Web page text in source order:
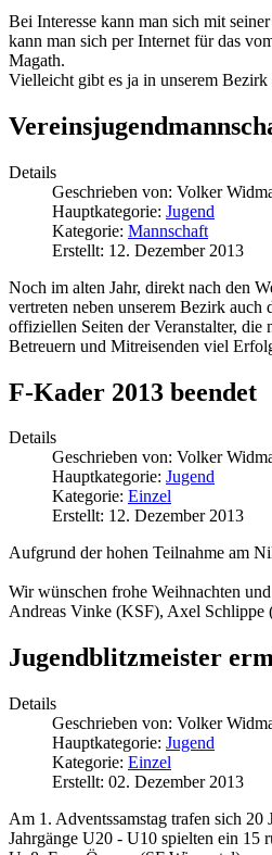
Bei Interesse kann man sich mit
kann man sich per Internet für das
Magath.
Vielleicht gibt es ja in unserem Bezirk
Details
Geschrieben von: Volker
Hauptkategorie: Jugend
Kategorie: Mannschaft
Erstellt: 12. Dezember 2013
Noch im alten Jahr, direkt nach den
vertreten neben unserem Bezirk
offiziellen Seiten der Veranstalter, die
Betreuern und Mitreisenden viel
F-Kader 2013 beendet
Details
Geschrieben von: Volker
Hauptkategorie: Jugend
Kategorie: Einzel
Erstellt: 12. Dezember 2013
Aufgrund der hohen Teilnahme am
Wir wünschen frohe Weihnachten
Andreas Vinke (KSF), Axel Schlippe
Jugendblitzmeister
Details
Geschrieben von: Volker
Hauptkategorie: Jugend
Kategorie: Einzel
Erstellt: 02. Dezember 2013
Am 1. Adventssamstag trafen sich
Jahrgänge U20 - U10 spielten ein 15